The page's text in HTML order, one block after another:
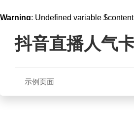
Warning: Undefined variable
content抖音直播人气
示例页面